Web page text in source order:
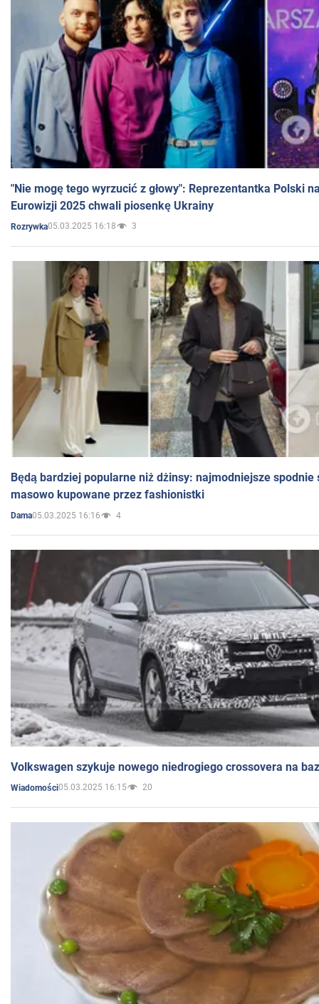
"Nie mogę tego wyrzucić z głowy": Reprezentantka Polski
Eurowizji 2025 chwali piosenkę Ukrainy
Rozrywka05.03.2025 16:18 3
Będą bardziej popularne niż dżinsy: najmodniejsze spodnie
masowo kupowane przez fashionistki
Dama05.03.2025 16:16 4
Volkswagen szykuje nowego niedrogiego crossovera na
Wiadomości05.03.2025 16:15 20